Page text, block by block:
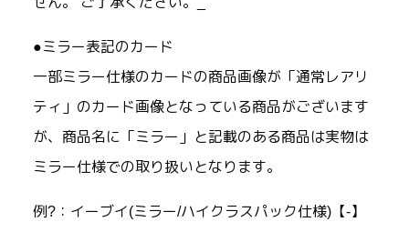
●ミラー表記のカード
一部ミラー仕様のカードの商品画像が「通常レアリ
ティ」のカード画像となっている商品がございます
が、商品名に「ミラー」と記載のある商品は実物は
ミラー仕様での取り扱いとなります。
例?：イーブイ(ミラー/ハイクラスパック仕様)【-】